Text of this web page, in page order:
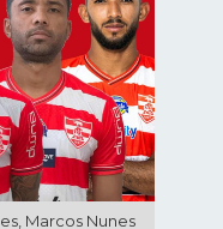
Marcos Nunes